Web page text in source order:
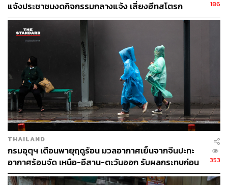
แจ้งประชาชนงดกิจกรรมกลางแจ้ง เสี่ยงฮีทสโตรก
186
THAILAND
กรมอุตุฯ เตือนพายุฤดูร้อน มวลอากาศเย็นจากจีนปะทะ
อากาศร้อนจัด เหนือ-อีสาน-ตะวันออก รับผลกระทบก่อน
กทม.
353